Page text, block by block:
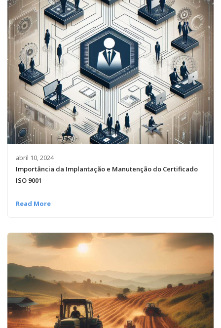
abril 10, 2024
Importância da Implantação e Manutenção do Certificado
ISO 9001
Read More